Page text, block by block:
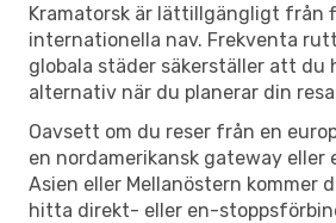
Kramatorsk är lättillgängligt från
internationella nav. Frekventa
globala städer säkerställer att du
alternativ när du planerar din
Oavsett om du reser från en
en nordamerikansk gateway eller
Asien eller Mellanöstern kommer
hitta direkt- eller en-